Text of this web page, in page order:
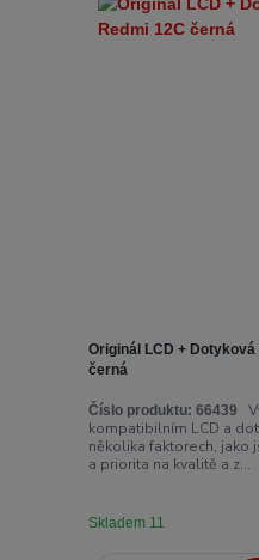
Originál LCD +
černá
Číslo produktu: 66439
kompatibilním LCD a
několika faktorech, jako
a priorita na kvalitě a z...
Skladem 11